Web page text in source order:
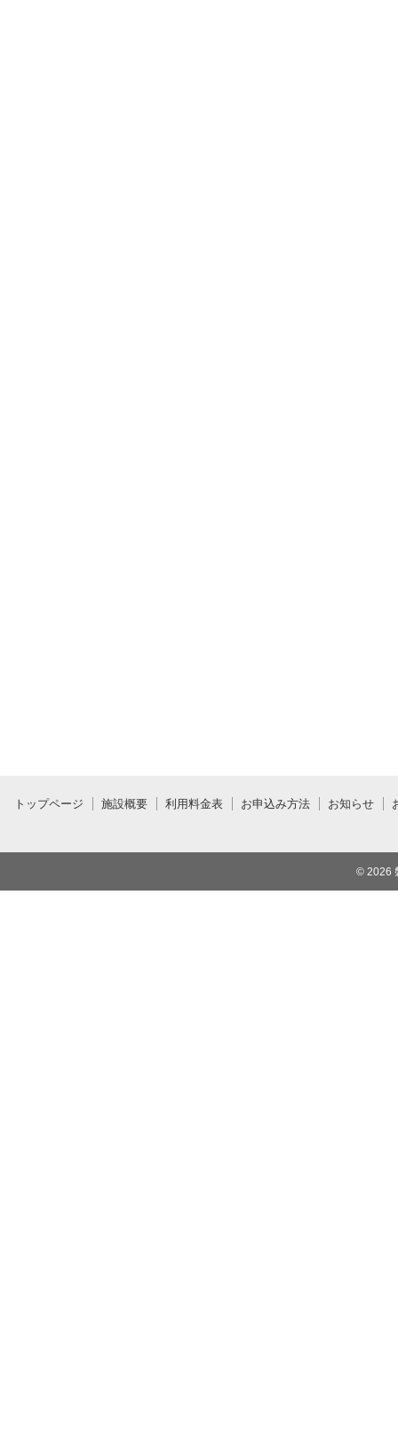
トップページ 施設概要 利用料金表 お申込み方法 お知らせ
© 2026